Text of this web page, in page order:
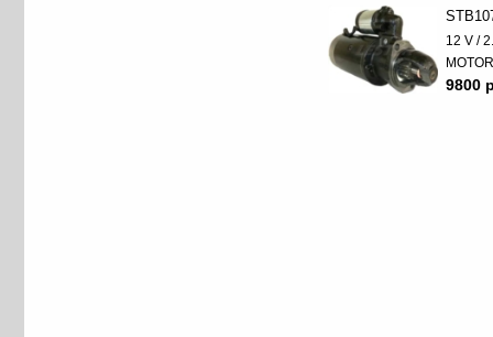
12 V /
9800